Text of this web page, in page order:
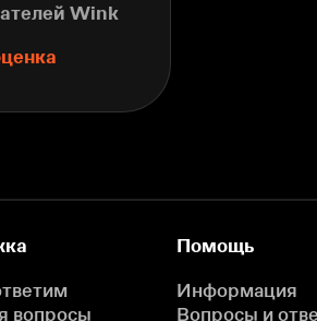
Wink
вопросы
Помощь
Информация
Вопросы и